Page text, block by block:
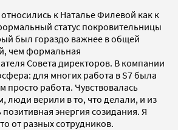
к Наталье Филевой как к
статус покровительницы
был гораздо важнее в общей
чем формальная
Совета директоров. В компании
для многих работа в S7 была
просто работа. Чувствовалась
люди верили в то, что делали, и из
энергия созидания. Я
от разных сотрудников.